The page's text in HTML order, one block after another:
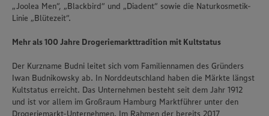
„Joolea Men“, „Blackbird“ und „Diadent“ sowie die Naturkosmetik-
Linie „Blütezeit“.
Mehr als 100 Jahre Drogeriemarkttradition mit Kultstatus
Der Kurzname Budni leitet sich vom Familiennamen des Gründers
Iwan Budnikowsky ab. In Norddeutschland haben die Märkte längst
Kultstatus erreicht. Das Unternehmen besteht seit dem Jahr 1912
und ist vor allem im Großraum Hamburg Marktführer unter den
Drogeriemarkt-Unternehmen. Im Rahmen der bereits 2017